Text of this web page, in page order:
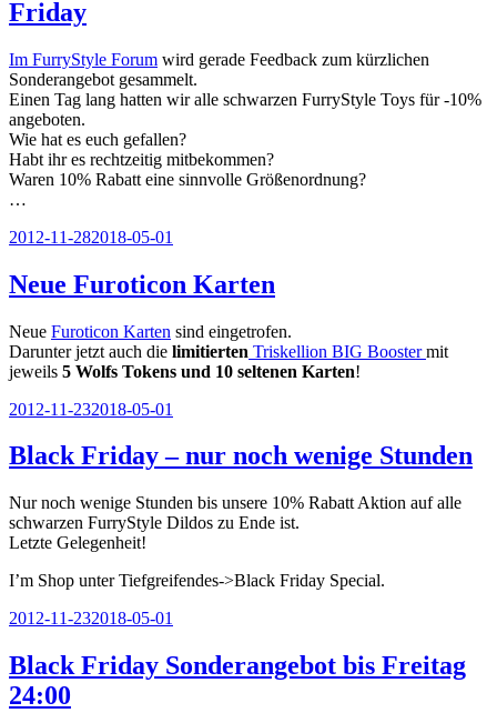
Friday
Im FurryStyle Forum wird gerade Feedback zum kürzlichen
Sonderangebot gesammelt.
Einen Tag lang hatten wir alle schwarzen FurryStyle Toys für -10%
angeboten.
Wie hat es euch gefallen?
Habt ihr es rechtzeitig mitbekommen?
Waren 10% Rabatt eine sinnvolle Größenordnung?
…
Veröffentlicht
2012-11-282018-05-01
Neue Furoticon Karten
Neue Furoticon Karten sind eingetrofen.
Darunter jetzt auch die limitierten Triskellion BIG Boostermit
jeweils 5 Wolfs Tokens und 10 seltenen Karten!
Veröffentlicht
2012-11-232018-05-01
Black Friday – nur noch wenige Stunden
Nur noch wenige Stunden bis unsere 10% Rabatt Aktion auf alle
schwarzen FurryStyle Dildos zu Ende ist.
Letzte Gelegenheit!
I’m Shop unter Tiefgreifendes->Black Friday Special.
Veröffentlicht
2012-11-232018-05-01
Black Friday Sonderangebot bis Freitag
24:00